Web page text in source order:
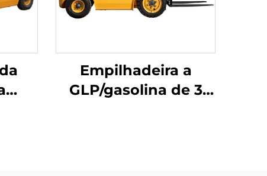
Empilhadeira a
GLP/gasolina de 3